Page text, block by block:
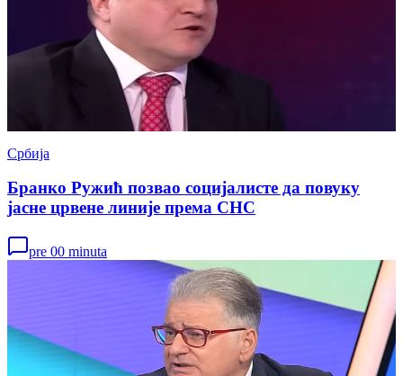
Србија
Бранко Ружић позвао социјалисте да повуку
јасне црвене линије према СНС
pre 00 minuta